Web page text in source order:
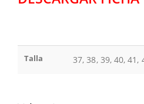
Talla 37, 38, 39, 40, 41,